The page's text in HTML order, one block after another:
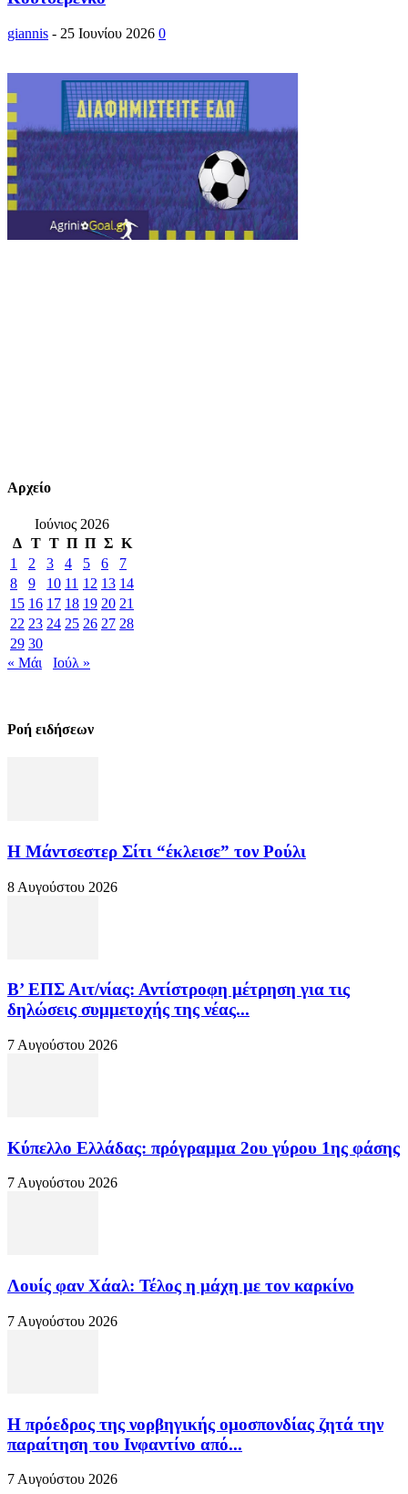
giannis - 25 Ιουνίου 2026 0
Αρχείο
Ιούνιος 2026
Δ Τ Τ Π Π Σ Κ
1
2 3 4 5 6
7
8
9 10 11 12 13 14
15 16 17 18 19 20 21
22 23 24 25 26 27 28
29 30
« Μάι
Ιούλ »
Ροή ειδήσεων
Η Μάντσεστερ Σίτι “έκλεισε” τον Ρούλι
8 Αυγούστου 2026
Β’ ΕΠΣ Αιτ/νίας: Αντίστροφη μέτρηση για τις
δηλώσεις συμμετοχής της νέας...
7 Αυγούστου 2026
Κύπελλο Ελλάδας: πρόγραμμα 2ου γύρου 1ης φάσης
7 Αυγούστου 2026
Λουίς φαν Χάαλ: Τέλος η μάχη με τον καρκίνο
7 Αυγούστου 2026
Η πρόεδρος της νορβηγικής ομοσπονδίας ζητά την
παραίτηση του Ινφαντίνο από...
7 Αυγούστου 2026